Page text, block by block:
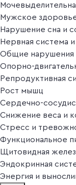
Мужское
Нарушение сна и
Нервная система
Общие нарушения
Опорно-
Репродуктивная
Рост мышц
Сердечно-
Снижение веса и
Стресс и
Функциональное
Щитовидная
Эндокринная
Энергия и